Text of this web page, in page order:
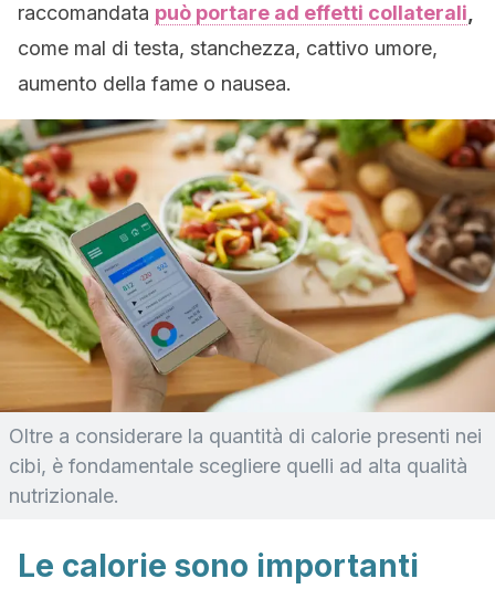
raccomandata può portare ad effetti collaterali
come mal di testa, stanchezza, cattivo umore,
aumento della fame o nausea.
Oltre a considerare la quantità di calorie presenti nei
cibi, è fondamentale scegliere quelli ad alta qualità
nutrizionale.
Le calorie sono importanti